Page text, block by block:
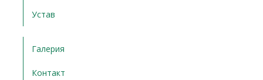
Устав
Галерия
Контакт